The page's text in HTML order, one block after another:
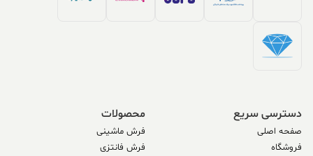
دسترسی سریع
صفحه اصلی
فروشگاه
محصولات
فرش ماشینی
فرش فانتزی